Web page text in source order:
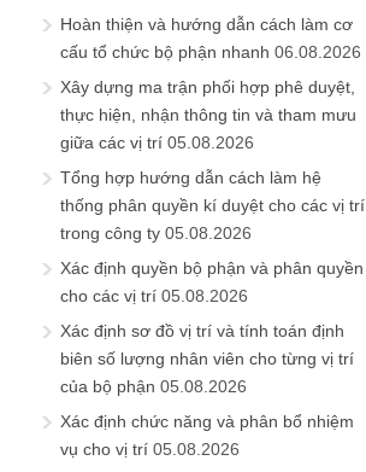
Hoàn thiện và hướng dẫn cách làm cơ
cấu tổ chức bộ phận nhanh 06.08.2026
Xây dựng ma trận phối hợp phê duyệt,
thực hiện, nhận thông tin và tham mưu
giữa các vị trí 05.08.2026
Tổng hợp hướng dẫn cách làm hệ
thống phân quyền kí duyệt cho các vị trí
trong công ty 05.08.2026
Xác định quyền bộ phận và phân quyền
cho các vị trí 05.08.2026
Xác định sơ đồ vị trí và tính toán định
biên số lượng nhân viên cho từng vị trí
của bộ phận 05.08.2026
Xác định chức năng và phân bổ nhiệm
vụ cho vị trí 05.08.2026